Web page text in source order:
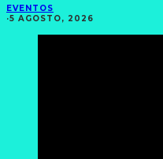
EVENTOS
·5 AGOSTO, 2026